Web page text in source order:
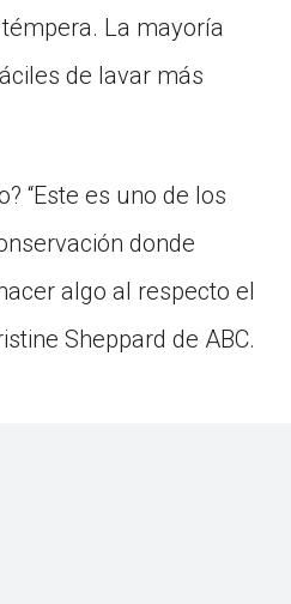
La mayoría
de lavar más
“Este es uno de los
donde
algo al respecto el
Sheppard de ABC.